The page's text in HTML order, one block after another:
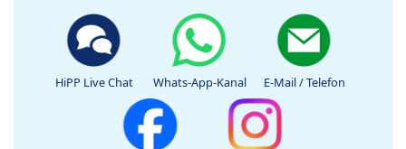
HiPP Live Chat Whats-App-Kanal E-Mail / Telefon